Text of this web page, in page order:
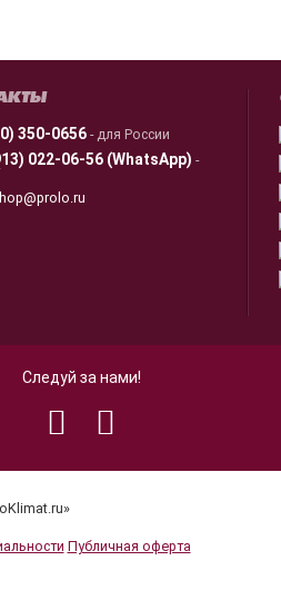
350-0656 - для России
022-06-56 (WhatsApp) -
Следуй за нами!
Публичная оферта
и обслуживания.
в отношении обработки